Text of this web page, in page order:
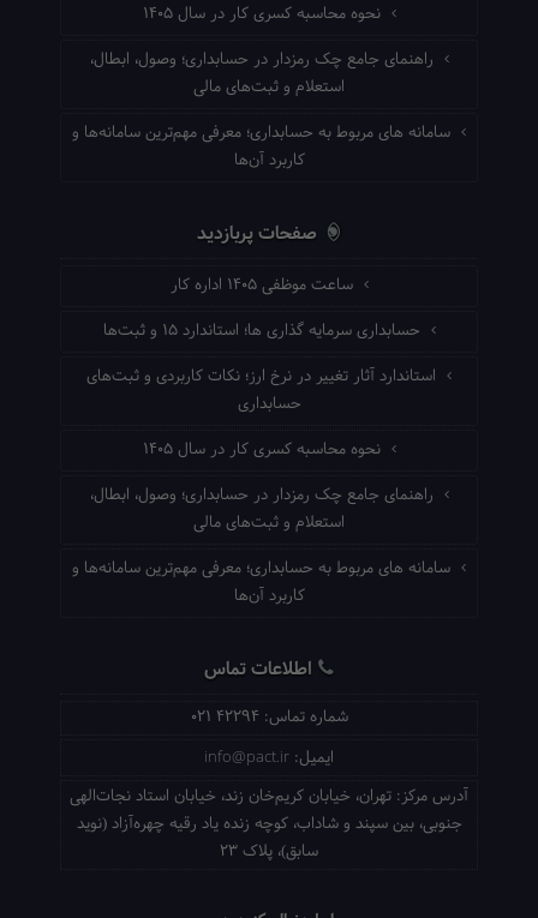
نحوه محاسبه کسری کار در سال ۱۴۰۵
راهنمای جامع چک رمزدار در حسابداری؛ وصول، ابطال،
استعلام و ثبت‌های مالی
سامانه های مربوط به حسابداری؛ معرفی مهم‌ترین سامانه‌ها و
کاربرد آن‌ها
صفحات پربازدید
ساعت موظفی ۱۴۰۵ اداره کار
حسابداری سرمایه گذاری ها؛ استاندارد ۱۵ و ثبت‌ها
استاندارد آثار تغییر در نرخ ارز؛ نکات کاربردی و ثبت‌های
حسابداری
نحوه محاسبه کسری کار در سال ۱۴۰۵
راهنمای جامع چک رمزدار در حسابداری؛ وصول، ابطال،
استعلام و ثبت‌های مالی
سامانه های مربوط به حسابداری؛ معرفی مهم‌ترین سامانه‌ها و
کاربرد آن‌ها
اطلاعات تماس
شماره تماس: 021 42294
ایمیل: info@pact.ir
آدرس مرکز: تهران، خیابان کریم‌خان زند، خیابان استاد نجات‌الهی
جنوبی، بین سپند و شاداب، کوچه زنده یاد رقیه چهره‌آزاد (نوید
سابق)، پلاک 23